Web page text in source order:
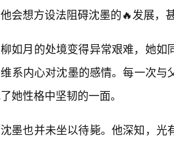
会想方设法阻碍沈墨的🔥发展，
柳如月的处境变得异常艰难，她如
系内心对沈墨的感情。每一次
她性格中坚韧的一面。
沈墨也并未坐以待毙。他深知，